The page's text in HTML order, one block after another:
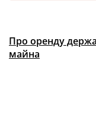
Про оренду
майна